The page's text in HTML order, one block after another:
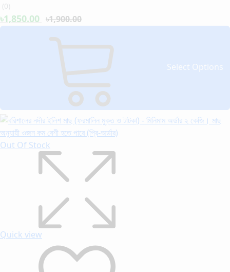
(0)
৳1,850.00 ৳1,900.00
Select Options
Out Of Stock
Quick view